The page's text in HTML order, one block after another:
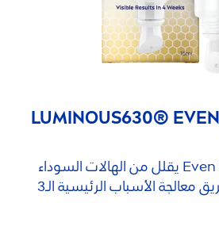
LUMINOUS630® EVEN
سيروم العيون Even Glow يقلل من الهالات السوداء
خلال 4 أسابيع، عن طريق معالجة الأسباب الرئيسية الـ3